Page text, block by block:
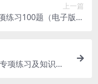
上一篇
练习100题（电子版高
项练习及知识点